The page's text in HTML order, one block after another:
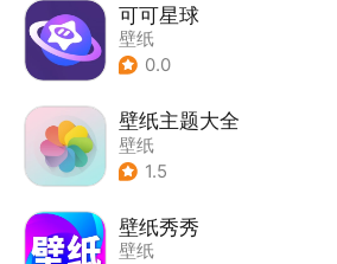
可可星球
壁纸
0.0
壁纸主题大全
壁纸
1.5
壁纸秀秀
壁纸